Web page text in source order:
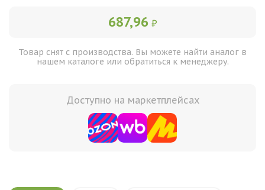
687,96 ₽
Товар снят с производства. Вы можете найти аналог в
нашем каталоге или обратиться к менеджеру.
Доступно на маркетплейсах